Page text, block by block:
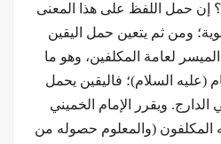
إن حمل اللفظ على هذا المعنى
ومن ثم يتعين حمل اليقين
لعامة المكلفين، وهو ما
(عليه السلام)؛ فاليقين يحمل
ويقرر الإمام الخميني
المكلفون (والمعلوم حصوله من